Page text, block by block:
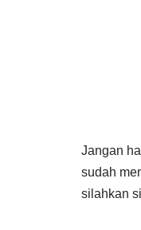
Jangan
sudah
silahkan